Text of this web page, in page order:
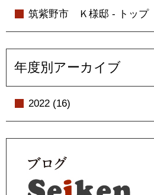
筑紫野市 Ｋ様邸 - トップ
年度別アーカイブ
2022 (16)